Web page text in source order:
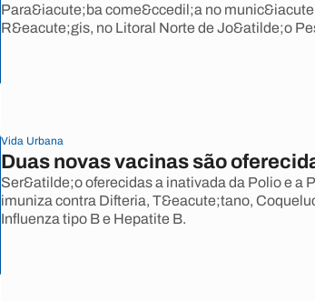
Para&iacute;ba come&ccedil;a no
R&eacute;gis, no Litoral Norte de Jo&atilde;o
Vida Urbana
Duas novas vacinas são
Ser&atilde;o oferecidas a inativada da Polio e a
imuniza contra Difteria, T&eacute;tano,
Influenza tipo B e Hepatite B.